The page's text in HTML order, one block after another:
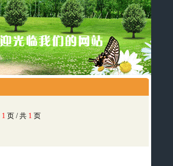
1 页 / 共 1 页